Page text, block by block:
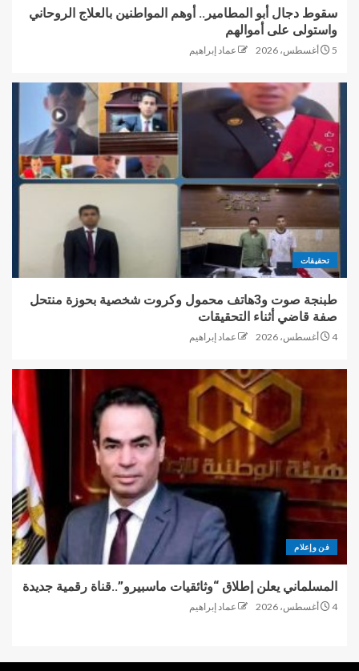
سقوط دجال أبو المطامير.. أوهم المواطنين بالعلاج الروحاني
واستولى على أموالهم
5 أغسطس، 2026 عماد إبراهيم
تحقيقات
طبنجة صوت و3هاتف محمول وكروت شخصية بحوزة منتحل
صفة قاضي أثناء التحقيقات
4 أغسطس، 2026 عماد إبراهيم
فن وإعلام
المسلماني يعلن إطلاق “وثائقيات ماسبيرو”..قناة رقمية جديدة
4 أغسطس، 2026 عماد إبراهيم